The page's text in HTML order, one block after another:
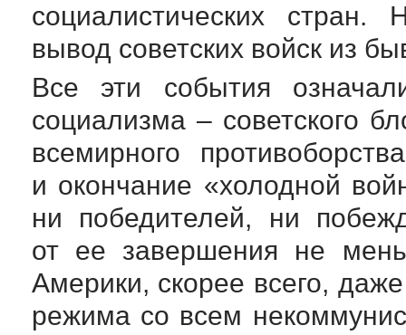
социалистических
вывод советских войск из
Все эти события
социализма – советского
всемирного
и окончание «холодной
ни победителей, ни
от ее завершения не
Америки, скорее всего,
режима со всем